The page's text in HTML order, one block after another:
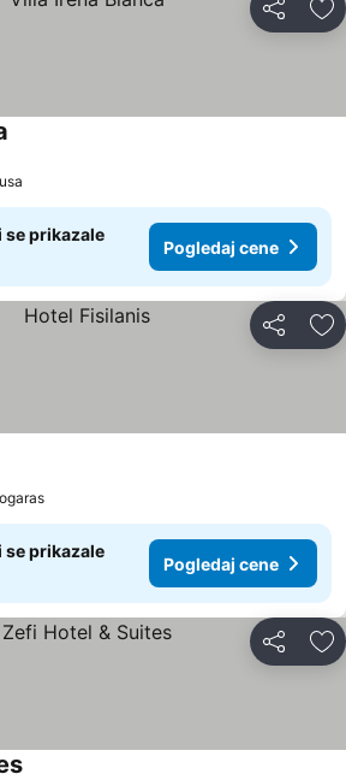
Deli
se prikazale
Pogledaj cene
Deli
se prikazale
Pogledaj cene
Deli